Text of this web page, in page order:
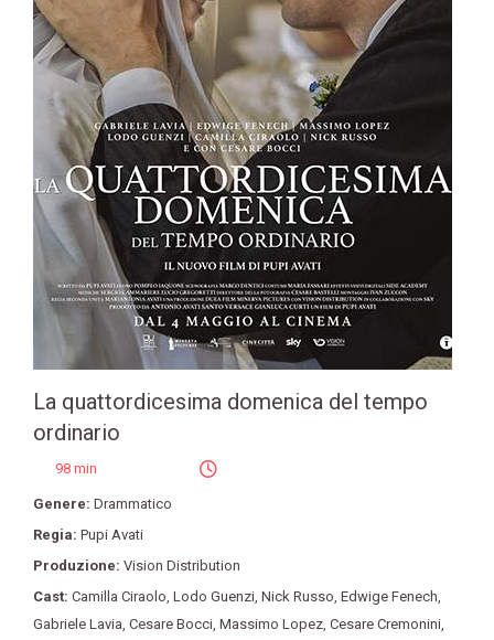
La quattordicesima domenica del tempo
ordinario
98 min
Genere: Drammatico
Regia: Pupi Avati
Produzione: Vision Distribution
Cast: Camilla Ciraolo, Lodo Guenzi, Nick Russo, Edwige Fenech,
Gabriele Lavia, Cesare Bocci, Massimo Lopez, Cesare Cremonini,